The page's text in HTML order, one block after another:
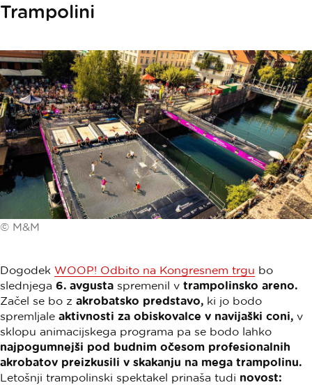
Trampolini
© M&M
Dogodek WOOP! Odbito na Kongresnem trgu bo
slednjega 6. avgusta spremenil v trampolinsko areno.
Začel se bo z akrobatsko predstavo, ki jo bodo
spremljale aktivnosti za obiskovalce v navijaški coni, v
sklopu animacijskega programa pa se bodo lahko
najpogumnejši pod budnim očesom profesionalnih
akrobatov preizkusili v skakanju na mega trampolinu.
Letošnji trampolinski spektakel prinaša tudi novost: